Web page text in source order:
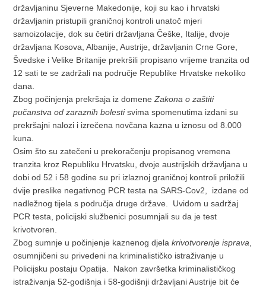
državljaninu Sjeverne Makedonije, koji su kao i hrvatski
državljanin pristupili graničnoj kontroli unatoč mjeri
samoizolacije, dok su četiri državljana Češke, Italije, dvoje
državljana Kosova, Albanije, Austrije, državljanin Crne Gore,
Švedske i Velike Britanije prekršili propisano vrijeme tranzita od
12 sati te se zadržali na područje Republike Hrvatske nekoliko
dana.
Zbog počinjenja prekršaja iz domeneZakona o zaštiti
pučanstva od zaraznih bolestisvima spomenutima izdani su
prekršajni nalozi i izrečena novčana kazna u iznosu od 8.000
kuna.
Osim što su zatečeni u prekoračenju propisanog vremena
tranzita kroz Republiku Hrvatsku, dvoje austrijskih državljana u
dobi od 52 i 58 godine su pri izlaznoj graničnoj kontroli priložili
dvije preslike negativnog PCR testa na SARS-Cov2, izdane od
nadležnog tijela s područja druge države. Uvidom u sadržaj
PCR testa, policijski službenici posumnjali su da je test
krivotvoren.
Zbog sumnje u počinjenje kaznenog djelakrivotvorenje isprava
osumnjičeni su privedeni na kriminalističko istraživanje u
Policijsku postaju Opatija. Nakon završetka kriminalističkog
istraživanja 52-godišnja i 58-godišnji državljani Austrije bit će